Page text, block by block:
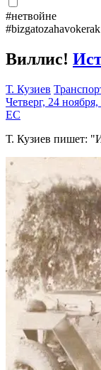
#нетвойне
#bizgatozahavokerak
Виллис!
Т. Кузиев
Четверг, 24
EC
Т. Кузиев пишет: